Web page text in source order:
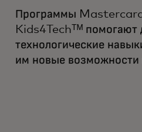
Программы
Kids4Techᵀᴹ помогают
технологические
им новые возможности